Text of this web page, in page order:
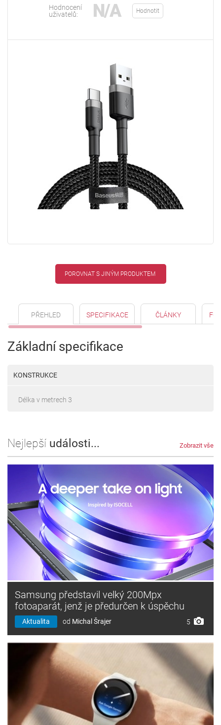
Hodnocení
uživatelů:
N/A Hodnotit
POROVNAT S JINÝM PRODUKTEM
PŘEHLED SPECIFIKACE ČLÁNKY
Základní specifikace
KONSTRUKCE
Délka v metrech 3
Nejlepší události... Zobrazit vše
Samsung představil velký 200Mpx
fotoaparát, jenž je předurčen k úspěchu
Aktualita od Michal Šrajer 5